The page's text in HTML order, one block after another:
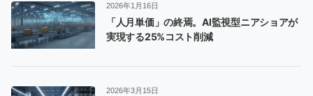
2026年1月16日
「人月単価」の終焉。AI監視型ニアショアが
実現する25%コスト削減
2026年3月15日